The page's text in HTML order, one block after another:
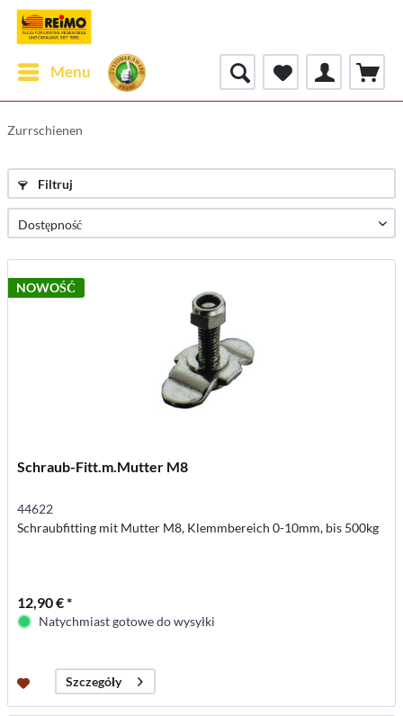
Menu
Zurrschienen
Filtruj
NOWOŚĆ
Schraub-Fitt.m.Mutter M8
44622
Schraubfitting mit Mutter M8, Klemmbereich 0-10mm, bis 500kg
12,90 € *
Natychmiast gotowe do wysyłki
Szczegóły